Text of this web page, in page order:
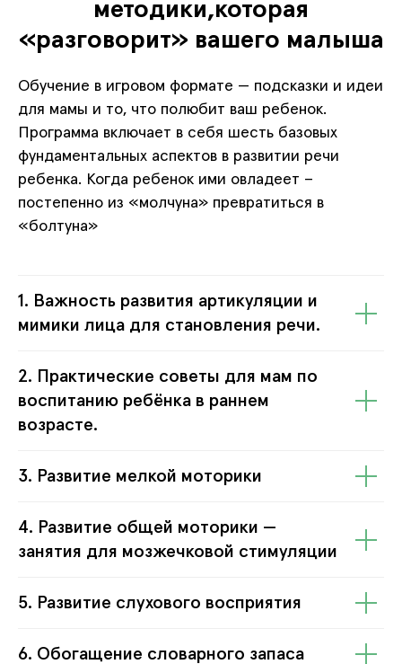
методики,которая
«разговорит» вашего малыша
Обучение в игровом формате — подсказки и идеи
для мамы и то, что полюбит ваш ребенок.
Программа включает в себя шесть базовых
фундаментальных аспектов в развитии речи
ребенка. Когда ребенок ими овладеет –
постепенно из «молчуна» превратиться в
«болтуна»
1. Важность развития артикуляции и
мимики лица для становления речи.
2. Практические советы для мам по
воспитанию ребёнка в раннем
возрасте.
3. Развитие мелкой моторики
4. Развитие общей моторики —
занятия для мозжечковой стимуляции
5. Развитие слухового восприятия
6. Обогащение словарного запаса